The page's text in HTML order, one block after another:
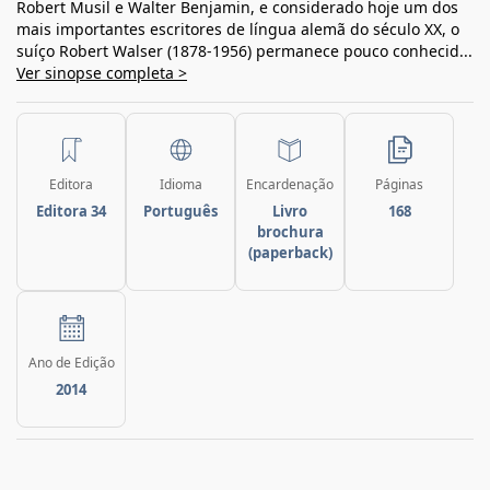
Robert Musil e Walter Benjamin, e considerado hoje um dos
mais importantes escritores de língua alemã do século XX, o
suíço Robert Walser (1878-1956) permanece pouco conhecid...
Ver sinopse completa >
Editora
Editora 34
Idioma
Português
Encardenação
Livro
brochura
(paperback)
Páginas
168
Ano de Edição
2014